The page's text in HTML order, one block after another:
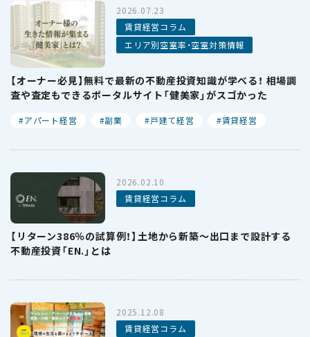
2026.07.23
賃貸経営コラム
エリア別空室率・空室対策情報
【オーナー必見】無料で最新の不動産投資知識が学べる！ 相場調
査や査定もできるポータルサイト「健美家」がスゴかった
アパート経営 副業 戸建て経営 賃貸経営
2026.02.10
賃貸経営コラム
【リターン386％の試算例！】土地から新築〜出口まで設計する
不動産投資「EN.」とは
2025.12.08
賃貸経営コラム